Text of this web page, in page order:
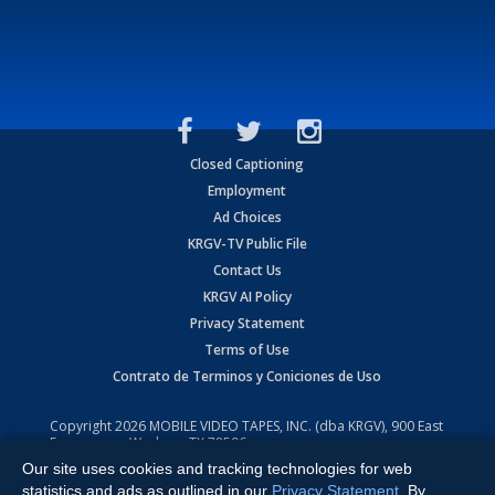
Closed Captioning
Employment
Ad Choices
KRGV-TV Public File
Contact Us
KRGV AI Policy
Privacy Statement
Terms of Use
Contrato de Terminos y Coniciones de Uso
Copyright2026 MOBILE VIDEO TAPES, INC. (dba KRGV), 900 East
Expressway, Weslaco, TX 78596.
All Rights Reserved. Powered by:Ruby Shore Software
Our site uses cookies and tracking technologies for web
statistics and ads as outlined in our Privacy Statement . By